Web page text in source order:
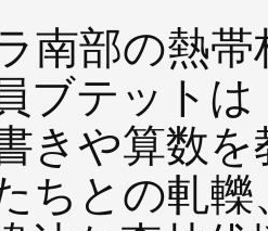
南部の熱
ブテット
きや算数
ちとの軋